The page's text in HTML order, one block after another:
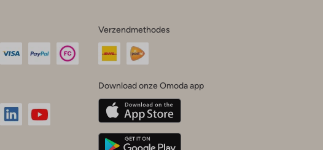
Verzendmethodes
Download onze Omoda app